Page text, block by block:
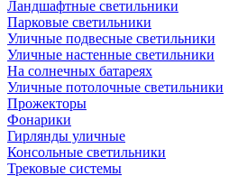
Ландшафтные светильники
Парковые светильники
Уличные подвесные светильники
Уличные настенные светильники
На солнечных батареях
Уличные потолочные светильники
Прожекторы
Фонарики
Гирлянды уличные
Консольные светильники
Трековые системы